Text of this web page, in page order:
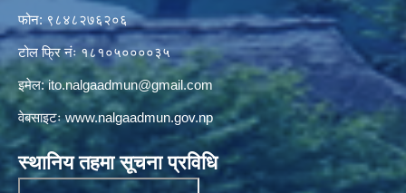
फोन: ९८४८२७६२०६
टोल फ्रि नंः १८१०५००००३५
इमेल:ito.nalgaadmun@gmail.com
वेबसाइटःwww.nalgaadmun.gov.np
स्थानिय तहमा सूचना प्रविधि